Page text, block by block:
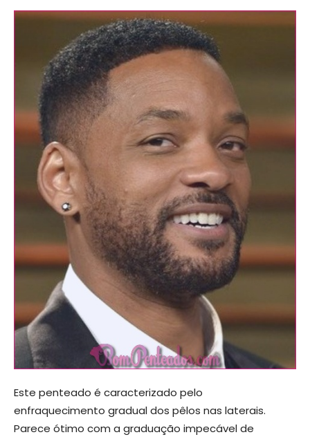
Este penteado é caracterizado pelo
enfraquecimento gradual dos pêlos nas laterais.
Parece ótimo com a graduação impecável de